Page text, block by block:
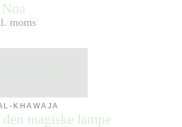
moms
KHAWAJA
magiske lampe